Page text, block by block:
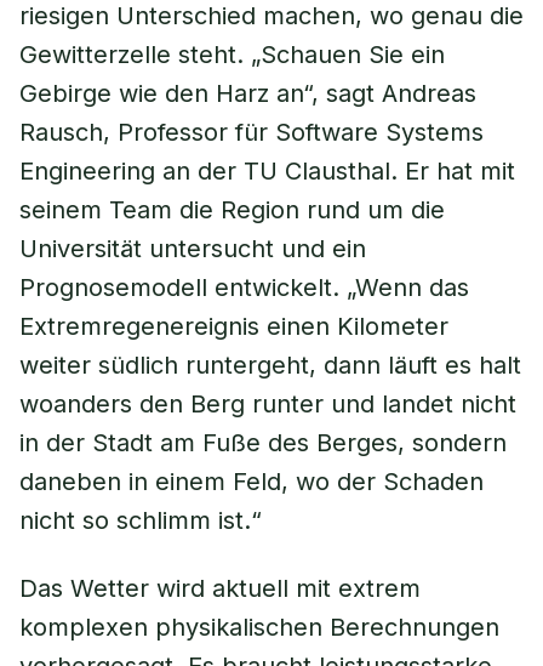
riesigen Unterschied machen, wo genau die
Gewitterzelle steht. „Schauen Sie ein
Gebirge wie den Harz an“, sagt Andreas
Rausch, Professor für Software Systems
Engineering an der TU Clausthal. Er hat mit
seinem Team die Region rund um die
Universität untersucht und ein
Prognosemodell entwickelt. „Wenn das
Extremregenereignis einen Kilometer
weiter südlich runtergeht, dann läuft es halt
woanders den Berg runter und landet nicht
in der Stadt am Fuße des Berges, sondern
daneben in einem Feld, wo der Schaden
nicht so schlimm ist.“
Das Wetter wird aktuell mit extrem
komplexen physikalischen Berechnungen